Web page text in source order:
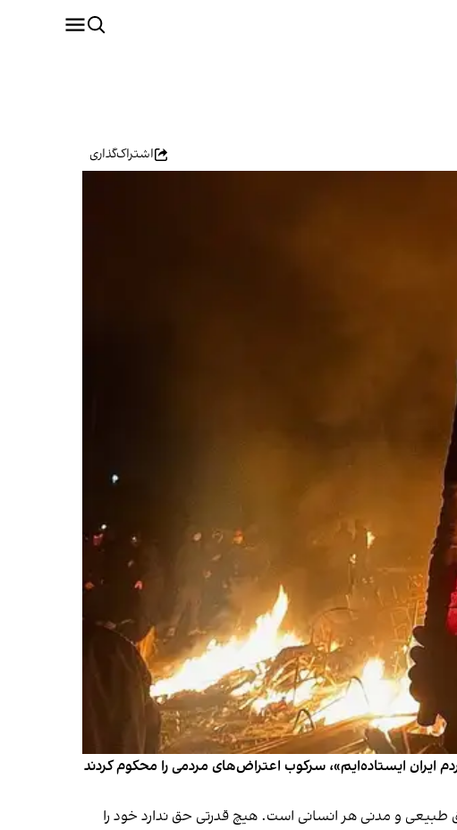
اشتراک‌گذاری
بیانیه‌ای با عنوان «ما در کنار مردم ایران ایستاده‌ایم»، سرکوب اعتراض‌های مردمی را محکوم کردند
طبیعی و مدنی هر انسانی است. هیچ قدرتی حق ندارد خود را